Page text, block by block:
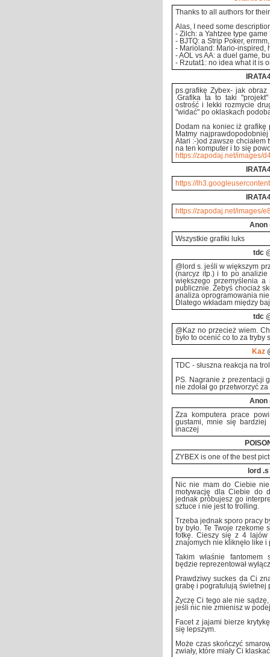
Thanks to all authors for
Alas, I need some
- Zilch: a Yahtzee type game
- BJTQ: a Strip Poker,
- Marioland: Mario-inspired,
- AOL vs AA: a duel game,
- Rzutat1: no idea what it is
ps.grafikę Zybex- jak
.Grafika ta to taki
ostrość i lekki rozmycie
"widać" po oklaskach
Dodam na koniec iż grafikę
Matmy
Atari :-)od zawsze chciałem
na ten komputer i to się
https://zapodaj.net/images/
https://
https://zapodaj.net/images/
Anon
Wszystkie grafiki luks
tdc
@lord s. jeśli w większym
(narcyz itp.) i to po
większego przemyślenia
publicznie. Żebyś chociaż
analiza oprogramowania nie
Dlatego wkładam między
tdc
@Kaz no przecież wiem.
było to ocenić co to za tryby
Kaz
TDC - słuszna reakcja na
PS. Nagranie z prezentacji
nie zdołał go przetworzyć
Anon
Zza komputera prace
gustami, mnie się bardziej
inaczej
ZYBEX is one of the best
lord .s
Nic nie mam do Ciebie
motywację dla Ciebie do
jednak próbujesz go
sztuce i nie jest to trolling.
Trzeba jednak sporo pracy
by było. Te Twoje
fotkę. Cieszy się z 4
znajomych nie kliknęło like i
Takim właśnie fantomem
będzie reprezentował
Prawdziwy suckes da Ci
grabę i pogratulują świetnej
Życzę Ci tego ale nie
jeśli nic nie zmienisz w
Facet z jajami bierze
się lepszym.
Może czas skończyć
zwiały, które miały Ci